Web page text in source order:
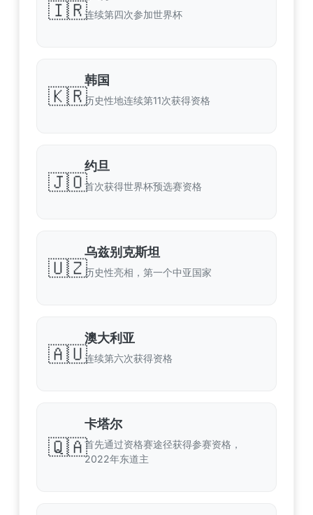
🇮🇷连续第四次参加世界杯
🇰🇷
韩国
历史性地连续第11次获得资格
🇯🇴
约旦
首次获得世界杯预选赛资格
🇺🇿
乌兹别克斯坦
历史性亮相，第一个中亚国家
🇦🇺
澳大利亚
连续第六次获得资格
🇶🇦
卡塔尔
首先通过资格赛途径获得参赛资格，
2022年东道主